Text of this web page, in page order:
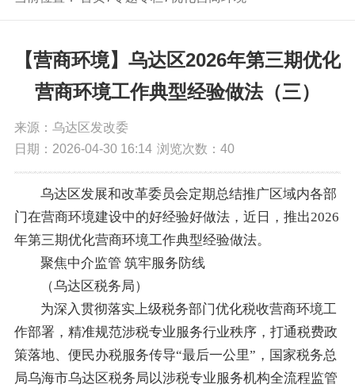
【营商环境】乌达区2026年第三期优化
营商环境工作典型经验做法（三）
来源：乌达区发改委
日期：2026-04-30 16:14 浏览次数： 40
乌达区发展和改革委员会定期总结推广区域内各部
门在营商环境建设中的好经验好做法，近日，推出2026
年第三期优化营商环境工作典型经验做法。
聚焦中介监管 筑牢服务防线
（乌达区税务局）
为深入贯彻落实上级税务部门优化税收营商环境工
作部署，精准规范涉税专业服务行业秩序，打通税费政
策落地、便民办税服务传导“最后一公里”，国家税务总
局乌海市乌达区税务局以涉税专业服务机构全流程监管